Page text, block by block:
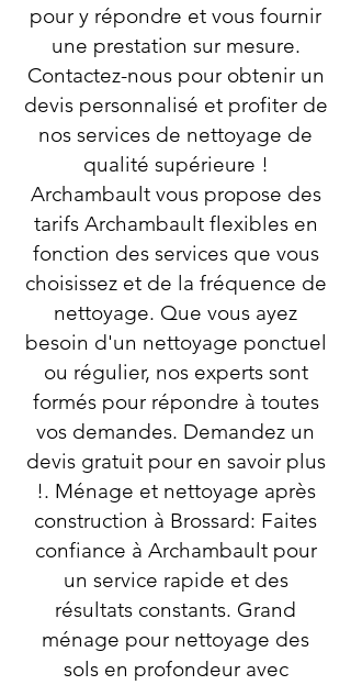
pour y répondre et vous fournir
une prestation sur mesure.
Contactez-nous pour obtenir un
devis personnalisé et profiter de
nos services de nettoyage de
qualité supérieure !
Archambault vous propose des
tarifs Archambault flexibles en
fonction des services que vous
choisissez et de la fréquence de
nettoyage. Que vous ayez
besoin d'un nettoyage ponctuel
ou régulier, nos experts sont
formés pour répondre à toutes
vos demandes. Demandez un
devis gratuit pour en savoir plus
!. Ménage et nettoyage après
construction à Brossard: Faites
confiance à Archambault pour
un service rapide et des
résultats constants. Grand
ménage pour nettoyage des
sols en profondeur avec